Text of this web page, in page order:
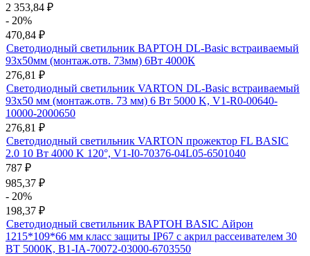
2 353,84 ₽
- 20%
470,84 ₽
Светодиодный светильник ВАРТОН DL-Basic встраиваемый
93х50мм (монтаж.отв. 73мм) 6Вт 4000К
276,81 ₽
Светодиодный светильник VARTON DL-Basic встраиваемый
93х50 мм (монтаж.отв. 73 мм) 6 Вт 5000 K, V1-R0-00640-
10000-2000650
276,81 ₽
Светодиодный светильник VARTON прожектор FL BASIC
2.0 10 Вт 4000 K 120°, V1-I0-70376-04L05-6501040
787 ₽
985,37 ₽
- 20%
198,37 ₽
Светодиодный светильник ВАРТОН BASIC Айрон
1215*109*66 мм класс защиты IP67 с акрил рассеивателем 30
ВТ 5000К, B1-IA-70072-03000-6703550